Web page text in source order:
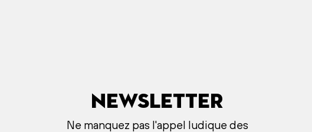
Newsletter
Ne manquez pas l'appel ludique des